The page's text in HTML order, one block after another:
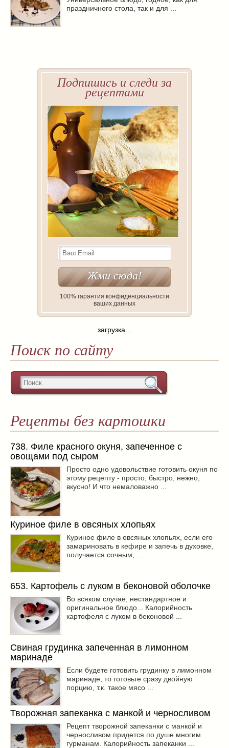
праздничного стола, так и для ...
Подпишись и следи за
рецептами
100% гарантия конфиденциальности
ваших данных
загрузка...
Поиск по сайту
Рецепты без картошки
738. Филе красного окуня, запеченное с
овощами под сыром
Просто одно удовольствие готовить окуня по
этому рецепту - просто, быстро, нежно,
вкусно! И что немаловажно ...
Куриное филе в овсяных хлопьях
Куриное филе в овсяных хлопьях, если его
замариновать в кефире и запечь в духовке,
получается сочным, ...
653. Картофель с луком в беконовой оболочке
Во всяком случае, нестандартное и
оригинальное блюдо... Калорийность
картофеля с луком в беконовой ...
Свиная грудинка запеченная в лимонном
маринаде
Если будете готовить грудинку в лимонном
маринаде, то готовьте сразу двойную
порцию, т.к. такое мясо ...
Творожная запеканка с манкой и черносливом
Рецепт творожной запеканки с манкой и
черносливом придется по душе многим
гурманам. Калорийность запеканки ...